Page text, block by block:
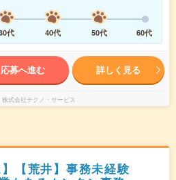
代 40代 50代 60代
応募へ進む 詳しく見る
株式会社テクノ・サービス
】【荒井】事務未経験